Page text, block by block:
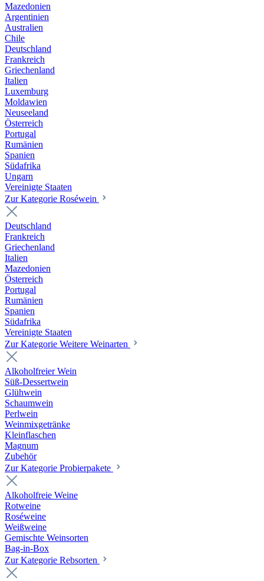
Mazedonien
Argentinien
Australien
Chile
Deutschland
Frankreich
Griechenland
Italien
Luxemburg
Moldawien
Neuseeland
Österreich
Portugal
Rumänien
Spanien
Südafrika
Ungarn
Vereinigte Staaten
Zur Kategorie Roséwein
Deutschland
Frankreich
Griechenland
Italien
Mazedonien
Österreich
Portugal
Rumänien
Spanien
Südafrika
Vereinigte Staaten
Zur Kategorie Weitere Weinarten
Alkoholfreier Wein
Süß-Dessertwein
Glühwein
Schaumwein
Perlwein
Weinmixgetränke
Kleinflaschen
Magnum
Zubehör
Zur Kategorie Probierpakete
Alkoholfreie Weine
Rotweine
Roséweine
Weißweine
Gemischte Weinsorten
Bag-in-Box
Zur Kategorie Rebsorten